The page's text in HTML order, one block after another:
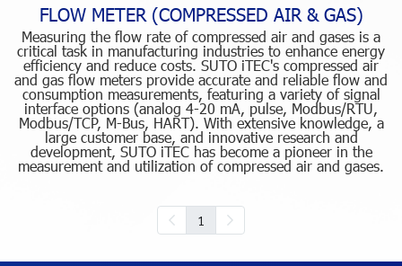
FLOW METER (COMPRESSED AIR & GAS)
Measuring the flow rate of compressed air and gases is a
critical task in manufacturing industries to enhance energy
efficiency and reduce costs. SUTO iTEC's compressed air
and gas flow meters provide accurate and reliable flow and
consumption measurements, featuring a variety of signal
interface options (analog 4-20 mA, pulse, Modbus/RTU,
Modbus/TCP, M-Bus, HART). With extensive knowledge, a
large customer base, and innovative research and
development, SUTO iTEC has become a pioneer in the
measurement and utilization of compressed air and gases.
1